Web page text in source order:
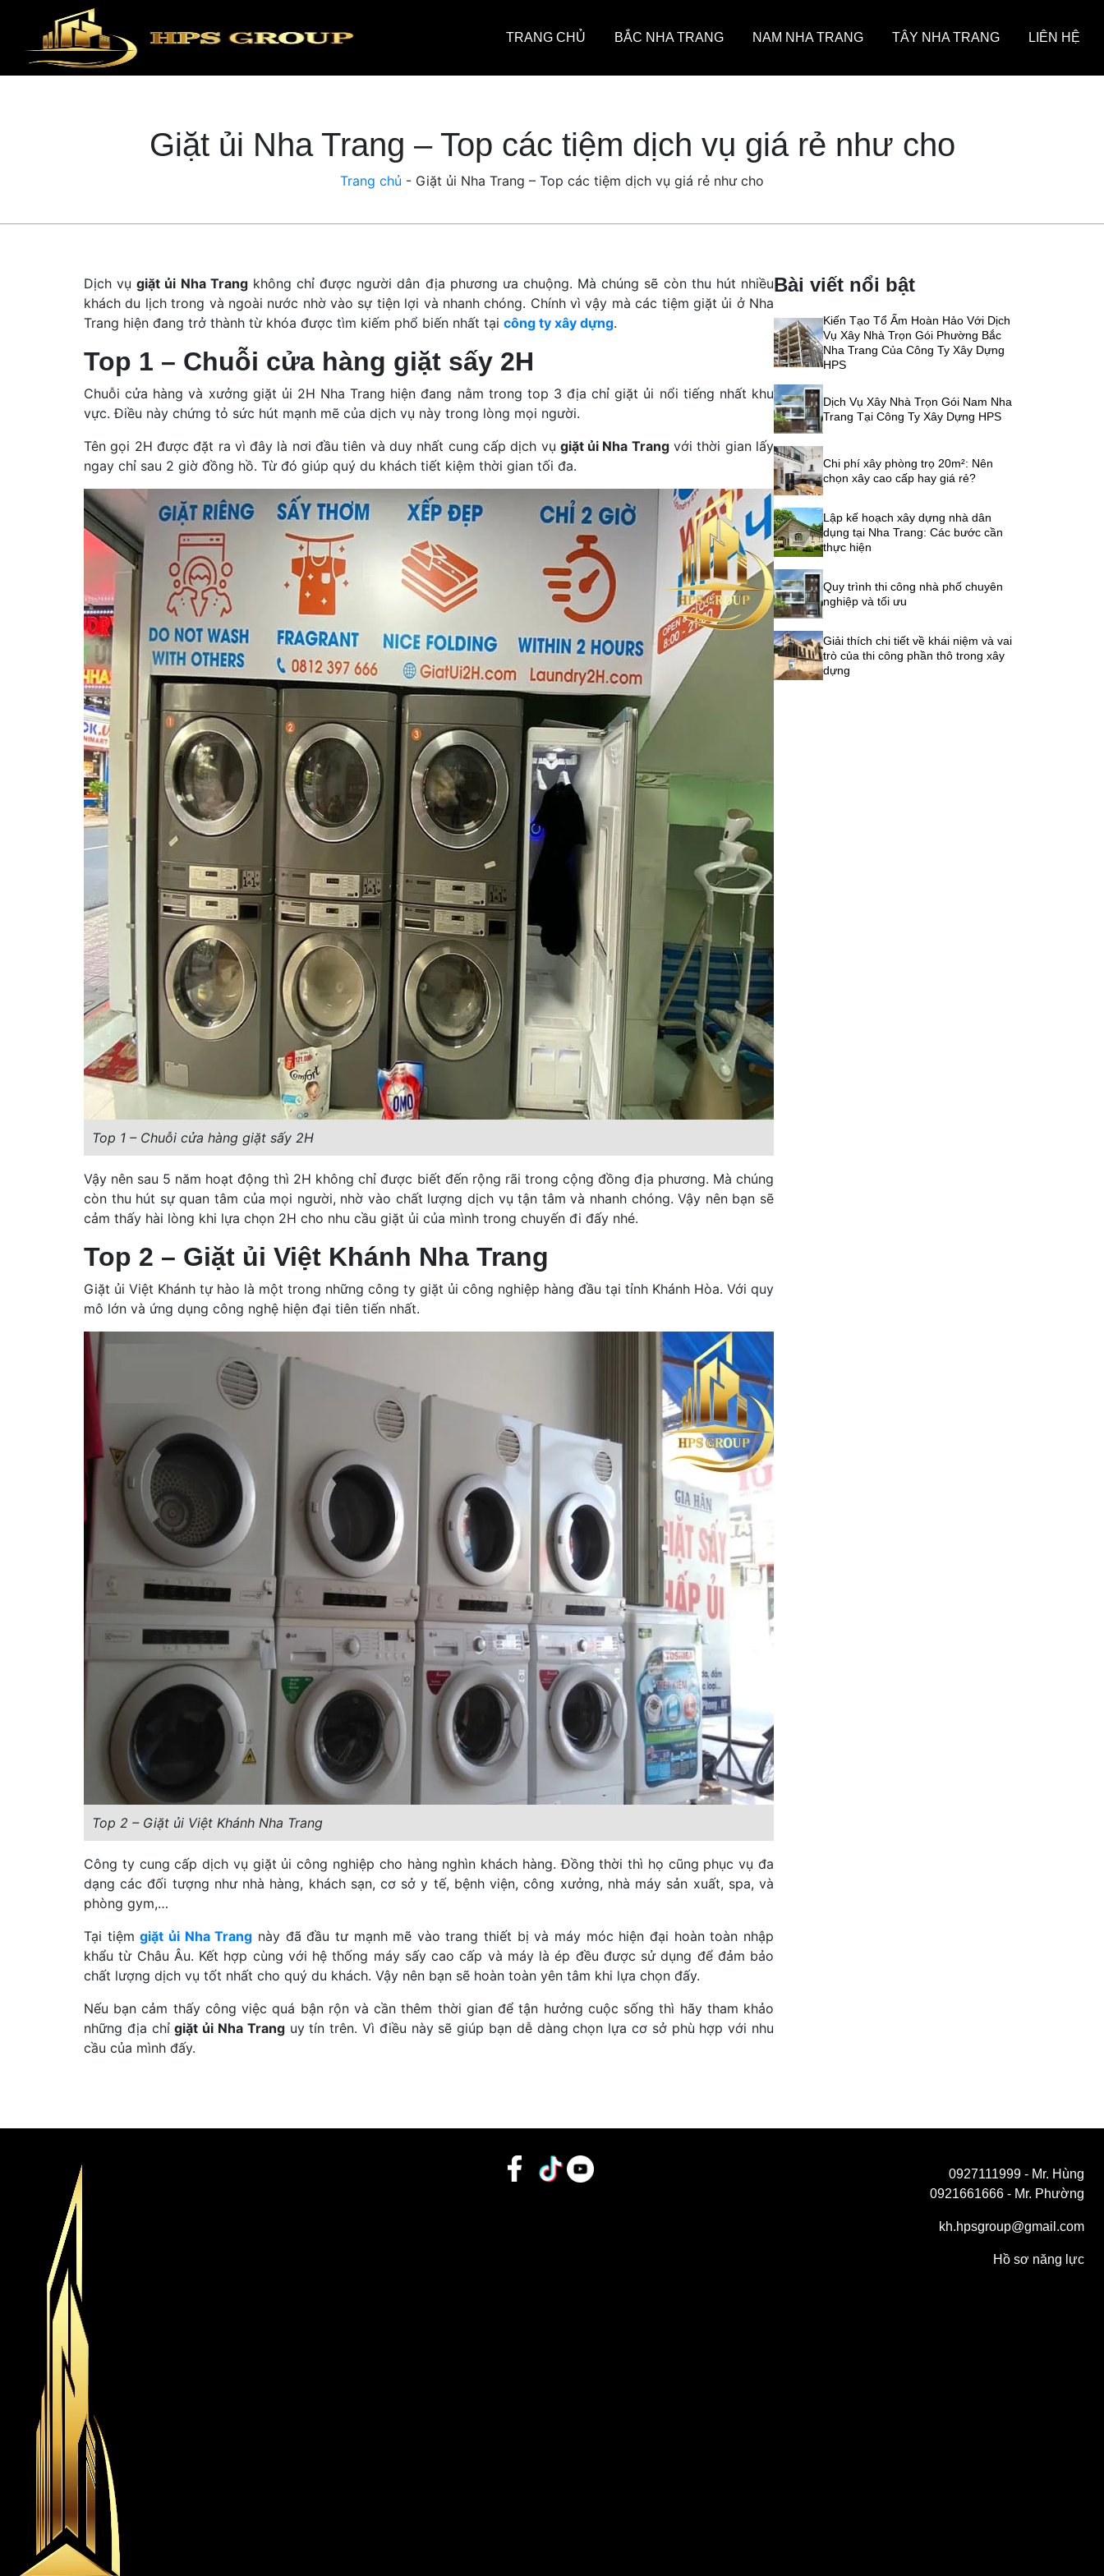
TRANG CHỦ BẮC NHA TRANG NAM NHA TRANG TÂY NHA TRANG LIÊN HỆ
Giặt ủi Nha Trang – Top các tiệm dịch vụ giá rẻ như cho
Trang chủ - Giặt ủi Nha Trang – Top các tiệm dịch vụ giá rẻ như cho
Dịch vụgiặt ủi Nha Trangkhông chỉ được người dân địa phương ưa chuộng. Mà chúng sẽ còn thu hút nhiều
khách du lịch trong và ngoài nước nhờ vào sự tiện lợi và nhanh chóng. Chính vì vậy mà các tiệm giặt ủi ở Nha
Trang hiện đang trở thành từ khóa được tìm kiếm phổ biến nhất tại công ty xây dựng.
Top 1 – Chuỗi cửa hàng giặt sấy 2H
Chuỗi cửa hàng và xưởng giặt ủi 2H Nha Trang hiện đang nằm trong top 3 địa chỉ giặt ủi nổi tiếng nhất khu
vực. Điều này chứng tỏ sức hút mạnh mẽ của dịch vụ này trong lòng mọi người.
Tên gọi 2H được đặt ra vì đây là nơi đầu tiên và duy nhất cung cấp dịch vụ giặt ủi Nha Trangvới thời gian lấy
ngay chỉ sau 2 giờ đồng hồ. Từ đó giúp quý du khách tiết kiệm thời gian tối đa.
Top 1 – Chuỗi cửa hàng giặt sấy 2H
Vậy nên sau 5 năm hoạt động thì 2H không chỉ được biết đến rộng rãi trong cộng đồng địa phương. Mà chúng
còn thu hút sự quan tâm của mọi người, nhờ vào chất lượng dịch vụ tận tâm và nhanh chóng. Vậy nên bạn sẽ
cảm thấy hài lòng khi lựa chọn 2H cho nhu cầu giặt ủi của mình trong chuyến đi đấy nhé.
Top 2 – Giặt ủi Việt Khánh Nha Trang
Giặt ủi Việt Khánh tự hào là một trong những công ty giặt ủi công nghiệp hàng đầu tại tỉnh Khánh Hòa. Với quy
mô lớn và ứng dụng công nghệ hiện đại tiên tiến nhất.
Top 2 – Giặt ủi Việt Khánh Nha Trang
Công ty cung cấp dịch vụ giặt ủi công nghiệp cho hàng nghìn khách hàng. Đồng thời thì họ cũng phục vụ đa
dạng các đối tượng như nhà hàng, khách sạn, cơ sở y tế, bệnh viện, công xưởng, nhà máy sản xuất, spa, và
phòng gym,…
Tại tiệmgiặt ủi Nha Trang này đã đầu tư mạnh mẽ vào trang thiết bị và máy móc hiện đại hoàn toàn nhập
khẩu từ Châu Âu. Kết hợp cùng với hệ thống máy sấy cao cấp và máy là ép đều được sử dụng để đảm bảo
chất lượng dịch vụ tốt nhất cho quý du khách. Vậy nên bạn sẽ hoàn toàn yên tâm khi lựa chọn đấy.
Nếu bạn cảm thấy công việc quá bận rộn và cần thêm thời gian để tận hưởng cuộc sống thì hãy tham khảo
những địa chỉgiặt ủi Nha Tranguy tín trên. Vì điều này sẽ giúp bạn dễ dàng chọn lựa cơ sở phù hợp với nhu
cầu của mình đấy.
Bài viết nổi bật
Kiến Tạo Tổ Ấm Hoàn Hảo Với Dịch
Vụ Xây Nhà Trọn Gói Phường Bắc
Nha Trang Của Công Ty Xây Dựng
HPS
Dịch Vụ Xây Nhà Trọn Gói Nam Nha
Trang Tại Công Ty Xây Dựng HPS
Chi phí xây phòng trọ 20m²: Nên
chọn xây cao cấp hay giá rẻ?
Lập kế hoạch xây dựng nhà dân
dụng tại Nha Trang: Các bước cần
thực hiện
Quy trình thi công nhà phố chuyên
nghiệp và tối ưu
Giải thích chi tiết về khái niệm và vai
trò của thi công phần thô trong xây
dựng
0927111999 - Mr. Hùng
0921661666 - Mr. Phường
kh.hpsgroup@gmail.com
Hồ sơ năng lực